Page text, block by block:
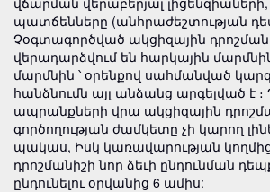
պատճենները (անհրաժեշտության
Չօգտագործված ակցիզային
վերադարձվում են հարկային
մարմնին ՝ օրենքով սահմանված
հանձնումն այլ անձանց արգելված է
ապրանքների վրա ակցիզային
գործողության ժամկետը չի կարող
պակաս, Իսկ կառավարության
դրոշմանիշի նոր ձեւի ընդունման
ընդունելու օրվանից 6 ամիս: